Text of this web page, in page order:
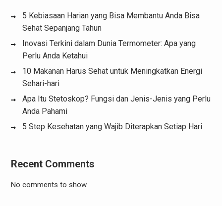
5 Kebiasaan Harian yang Bisa Membantu Anda Bisa
Sehat Sepanjang Tahun
Inovasi Terkini dalam Dunia Termometer: Apa yang
Perlu Anda Ketahui
10 Makanan Harus Sehat untuk Meningkatkan Energi
Sehari-hari
Apa Itu Stetoskop? Fungsi dan Jenis-Jenis yang Perlu
Anda Pahami
5 Step Kesehatan yang Wajib Diterapkan Setiap Hari
Recent Comments
No comments to show.